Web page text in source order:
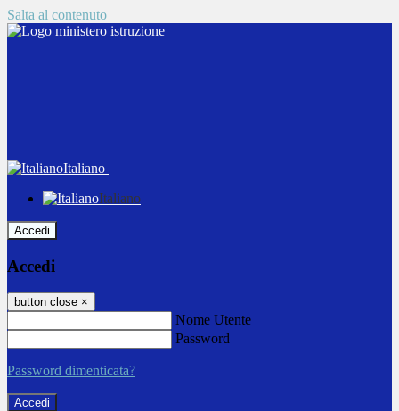
Salta al contenuto
Italiano
Italiano
Accedi
Accedi
button close ×
Nome Utente
Password
Password dimenticata?